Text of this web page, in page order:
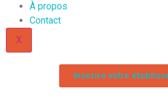
À propos
Contact
X
Inscrire votre